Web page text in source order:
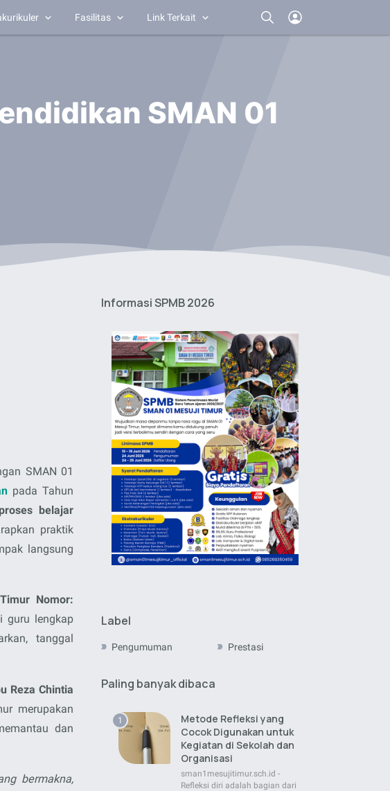
Fasilitas Link Terkait
SMAN 01
SMAN 01
pada Tahun
belajar
praktik
langsung
Nomor:
guru lengkap
tanggal
Reza Chintia
merupakan
dan
bermakna,
Informasi SPMB 2026
Label
Pengumuman Prestasi
Paling banyak dibaca
Metode Refleksi yang
Cocok Digunakan untuk
Kegiatan di Sekolah dan
Organisasi
sman1mesujitimur.sch.id -
Refleksi diri adalah bagian dari